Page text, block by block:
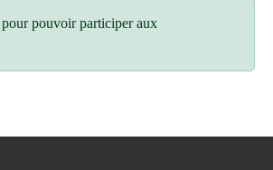
pour pouvoir participer aux